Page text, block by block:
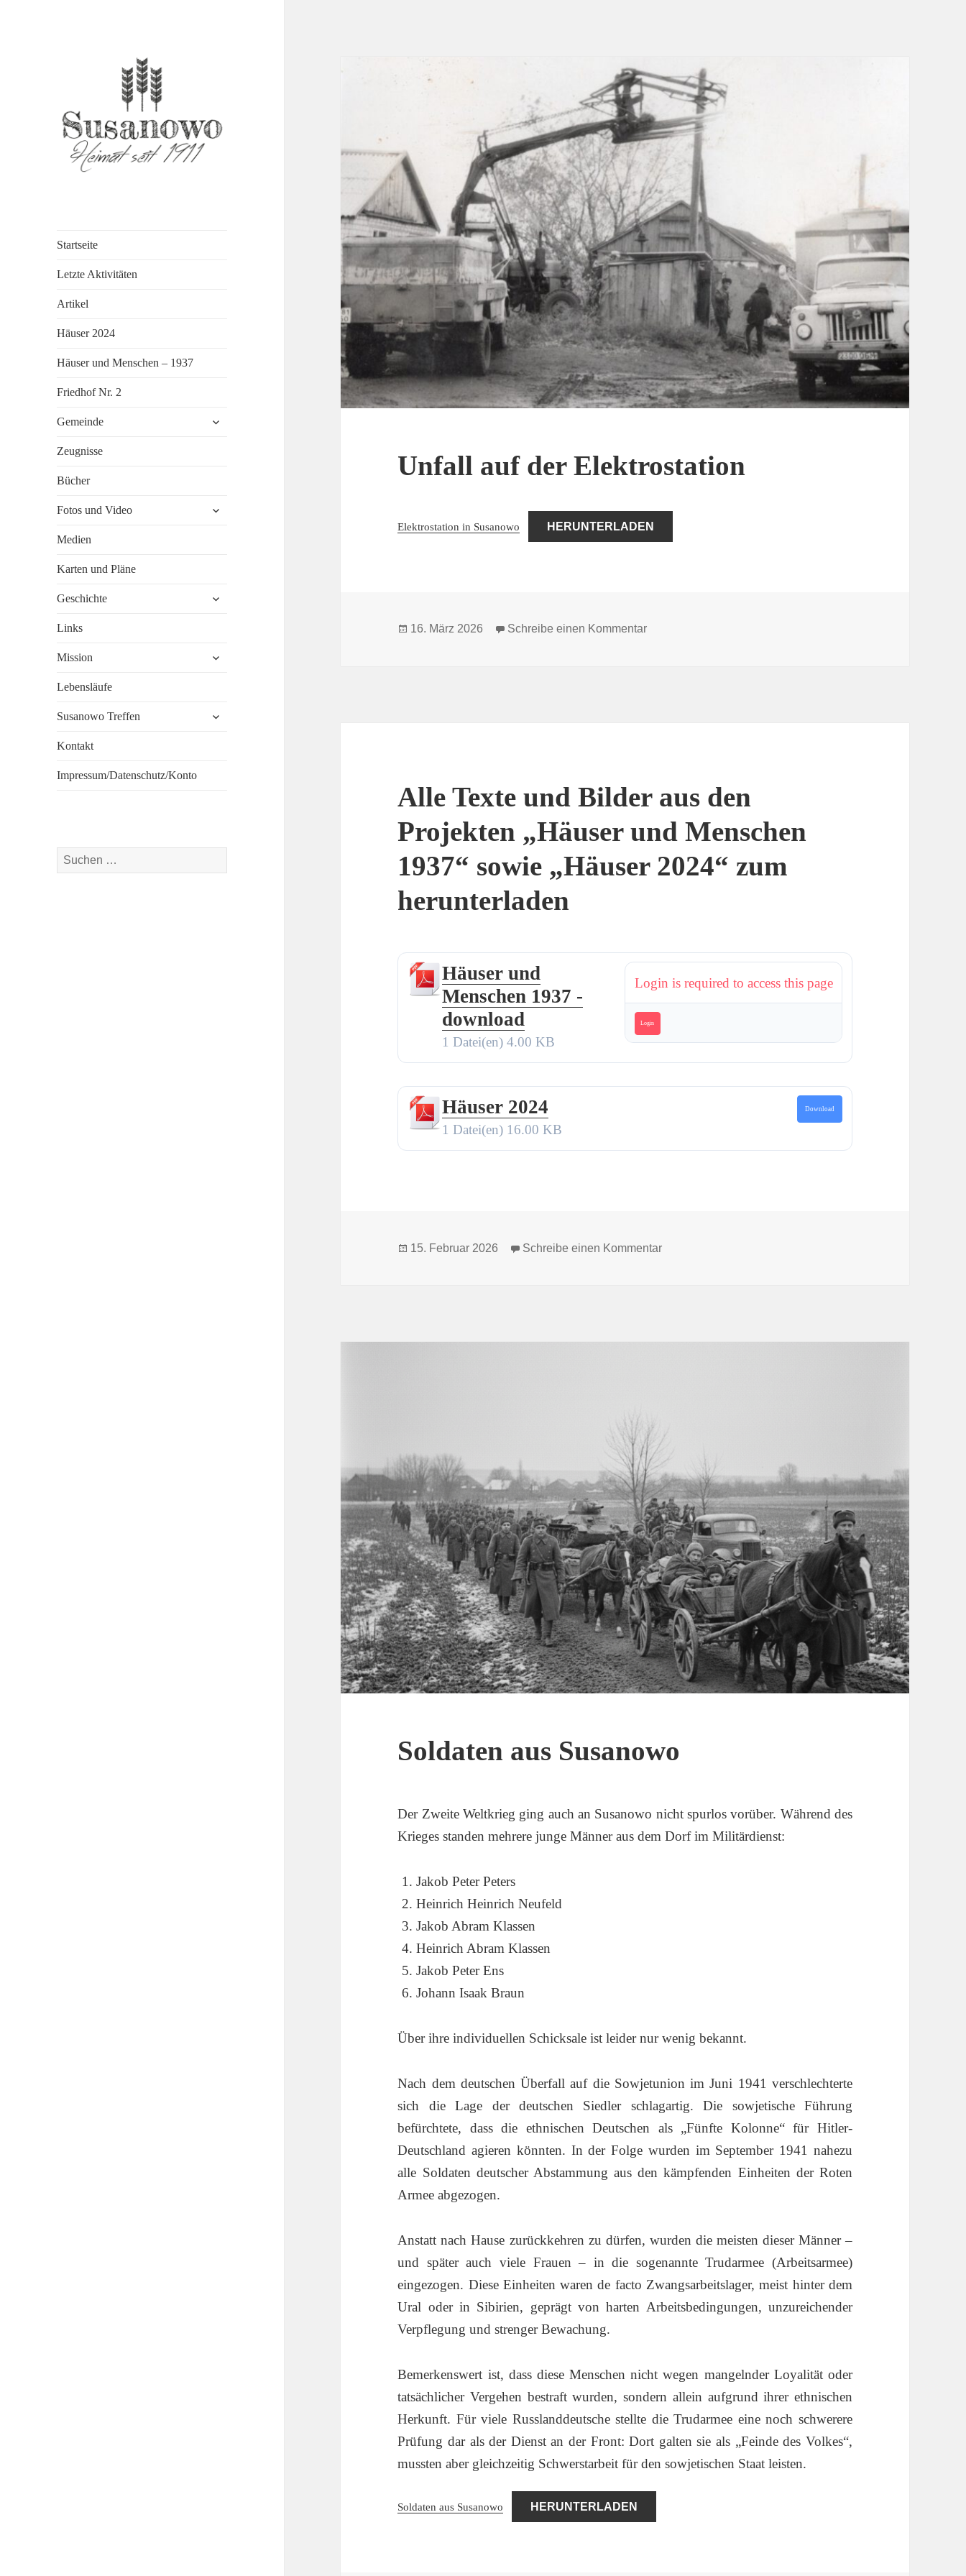
Startseite
Letzte Aktivitäten
Artikel
Häuser 2024
Häuser und Menschen – 1937
Friedhof Nr. 2
Gemeinde
öffnen
Zeugnisse
Bücher
Fotos und Video
öffnen
Medien
Karten und Pläne
Geschichte
öffnen
Links
Mission
öffnen
Lebensläufe
Susanowo Treffen
öffnen
Kontakt
Impressum/Datenschutz/Konto
Suchen
nach:
Unfall auf der Elektrostation
Elektrostation in Susanowo HERUNTERLADEN
Veröffentlicht
16. März 2026 Schreibe einen Kommentarzu Unfall auf der Elektrostation
Alle Texte und Bilder aus den
Projekten „Häuser und Menschen
1937“ sowie „Häuser 2024“ zum
herunterladen
Häuser und
Menschen 1937 -
download
1 Datei(en) 4.00 KB
Login is required to access this page
Login
Häuser 2024
1 Datei(en) 16.00 KB
Download
Veröffentlicht
15. Februar 2026 Schreibe einen Kommentarzu Alle Texte und Bilder aus den Projekten „Häuser und
Soldaten aus Susanowo
Der Zweite Weltkrieg ging auch an Susanowo nicht spurlos vorüber. Während des
Krieges standen mehrere junge Männer aus dem Dorf im Militärdienst:
Jakob Peter Peters
Heinrich Heinrich Neufeld
Jakob Abram Klassen
Heinrich Abram Klassen
Jakob Peter Ens
Johann Isaak Braun
Über ihre individuellen Schicksale ist leider nur wenig bekannt.
Nach dem deutschen Überfall auf die Sowjetunion im Juni 1941 verschlechterte
sich die Lage der deutschen Siedler schlagartig. Die sowjetische Führung
befürchtete, dass die ethnischen Deutschen als „Fünfte Kolonne“ für Hitler-
Deutschland agieren könnten. In der Folge wurden im September 1941 nahezu
alle Soldaten deutscher Abstammung aus den kämpfenden Einheiten der Roten
Armee abgezogen.
Anstatt nach Hause zurückkehren zu dürfen, wurden die meisten dieser Männer –
und später auch viele Frauen – in die sogenannte Trudarmee (Arbeitsarmee)
eingezogen. Diese Einheiten waren de facto Zwangsarbeitslager, meist hinter dem
Ural oder in Sibirien, geprägt von harten Arbeitsbedingungen, unzureichender
Verpflegung und strenger Bewachung.
Bemerkenswert ist, dass diese Menschen nicht wegen mangelnder Loyalität oder
tatsächlicher Vergehen bestraft wurden, sondern allein aufgrund ihrer ethnischen
Herkunft. Für viele Russlanddeutsche stellte die Trudarmee eine noch schwerere
Prüfung dar als der Dienst an der Front: Dort galten sie als „Feinde des Volkes“,
mussten aber gleichzeitig Schwerstarbeit für den sowjetischen Staat leisten.
Soldaten aus Susanowo HERUNTERLADEN